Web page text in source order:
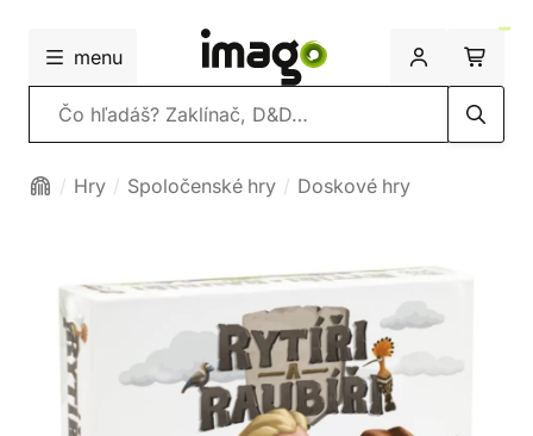
menu
Vyhľadávanie
Hry Spoločenské hry Doskové hry